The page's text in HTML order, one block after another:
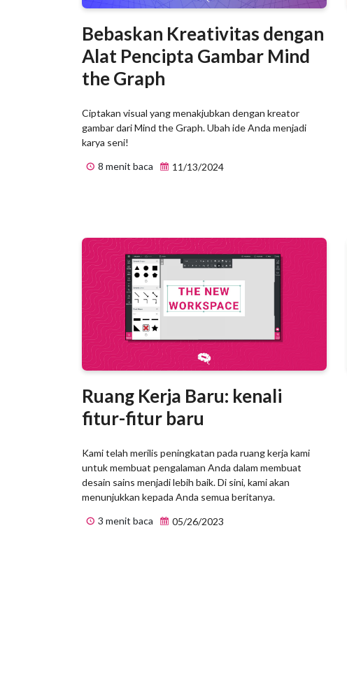
Bebaskan Kreativitas dengan
Alat Pencipta Gambar Mind
the Graph
Ciptakan visual yang menakjubkan dengan kreator
gambar dari Mind the Graph. Ubah ide Anda menjadi
karya seni!
8 menit baca
11/13/2024
Ruang Kerja Baru: kenali
fitur-fitur baru
Kami telah merilis peningkatan pada ruang kerja kami
untuk membuat pengalaman Anda dalam membuat
desain sains menjadi lebih baik. Di sini, kami akan
menunjukkan kepada Anda semua beritanya.
3 menit baca
05/26/2023